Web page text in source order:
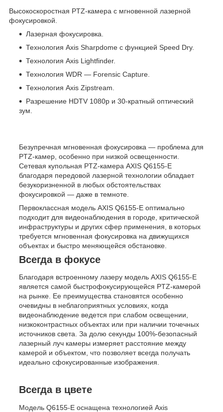
Высокоскоростная PTZ-камера с мгновенной лазерной
фокусировкой.
Лазерная фокусировка.
Технология Axis Sharpdome с функцией Speed Dry.
Технология Axis Lightfinder.
Технология WDR — Forensic Capture.
Технология Axis Zipstream.
Разрешение HDTV 1080p и 30-кратный оптический
зум.
Безупречная мгновенная фокусировка — проблема для
PTZ-камер, особенно при низкой освещенности.
Сетевая купольная PTZ-камера AXIS Q6155-E
благодаря передовой лазерной технологии обладает
безукоризненной в любых обстоятельствах
фокусировкой — даже в темноте.
Первоклассная модель AXIS Q6155-E оптимально
подходит для видеонаблюдения в городе, критической
инфраструктуры и других сфер применения, в которых
требуется мгновенная фокусировка на движущихся
объектах и быстро меняющейся обстановке.
Всегда в фокусе
Благодаря встроенному лазеру модель AXIS Q6155-E
является самой быстрофокусирующейся PTZ-камерой
на рынке. Ее преимущества становятся особенно
очевидны в неблагоприятных условиях, когда
видеонаблюдение ведется при слабом освещении,
низкоконтрастных объектах или при наличии точечных
источников света. За долю секунды 100%-безопасный
лазерный луч камеры измеряет расстояние между
камерой и объектом, что позволяет всегда получать
идеально сфокусированные изображения.
Всегда в цвете
Модель Q6155-E оснащена технологией Axis